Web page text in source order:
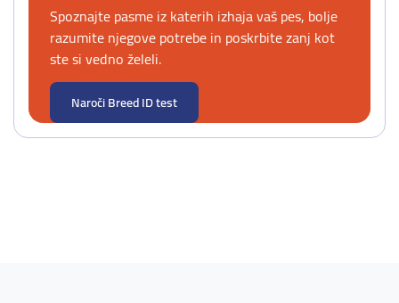
Spoznajte pasme iz katerih izhaja vaš pes, bolje
razumite njegove potrebe in poskrbite zanj kot
ste si vedno želeli.
Naroči Breed ID test